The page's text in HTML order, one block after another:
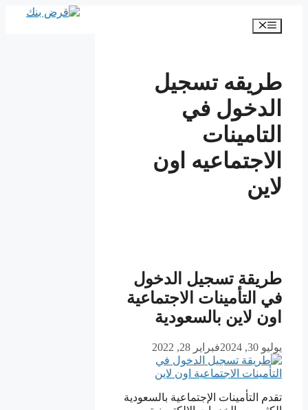
المحتوى
القائمة
طريقه تسجيل
الدخول في
التامينات
الاجتماعيه اون
لاين
طريقة تسجيل الدخول
في التأمينات الاجتماعية
اون لاين بالسعودية
يوليو 30, 2024 فبراير 28, 2022
تقدم التأمينات الإجتماعية بالسعودية